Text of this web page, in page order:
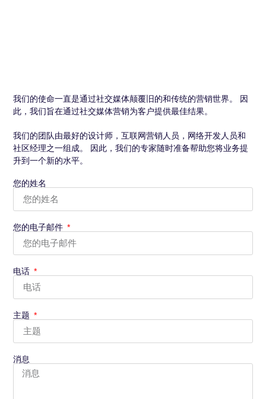
我们的使命一直是通过社交媒体颠覆旧的和传统的营销世界。 因
此，我们旨在通过社交媒体营销为客户提供最佳结果。
我们的团队由最好的设计师，互联网营销人员，网络开发人员和
社区经理之一组成。 因此，我们的专家随时准备帮助您将业务提
升到一个新的水平。
您的姓名
您的电子邮件
电话
主题
消息